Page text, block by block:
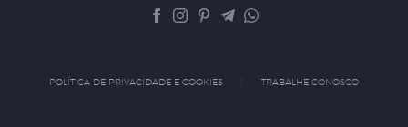
POLÍTICA DE PRIVACIDADE E COOKIES TRABALHE CONOSCO